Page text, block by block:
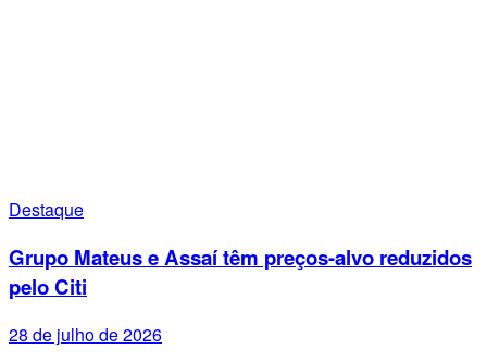
Destaque
Grupo Mateus e Assaí têm preços-alvo reduzidos
pelo Citi
28 de julho de 2026